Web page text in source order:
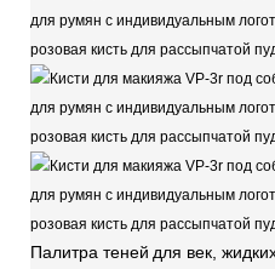
Палитра теней для век,